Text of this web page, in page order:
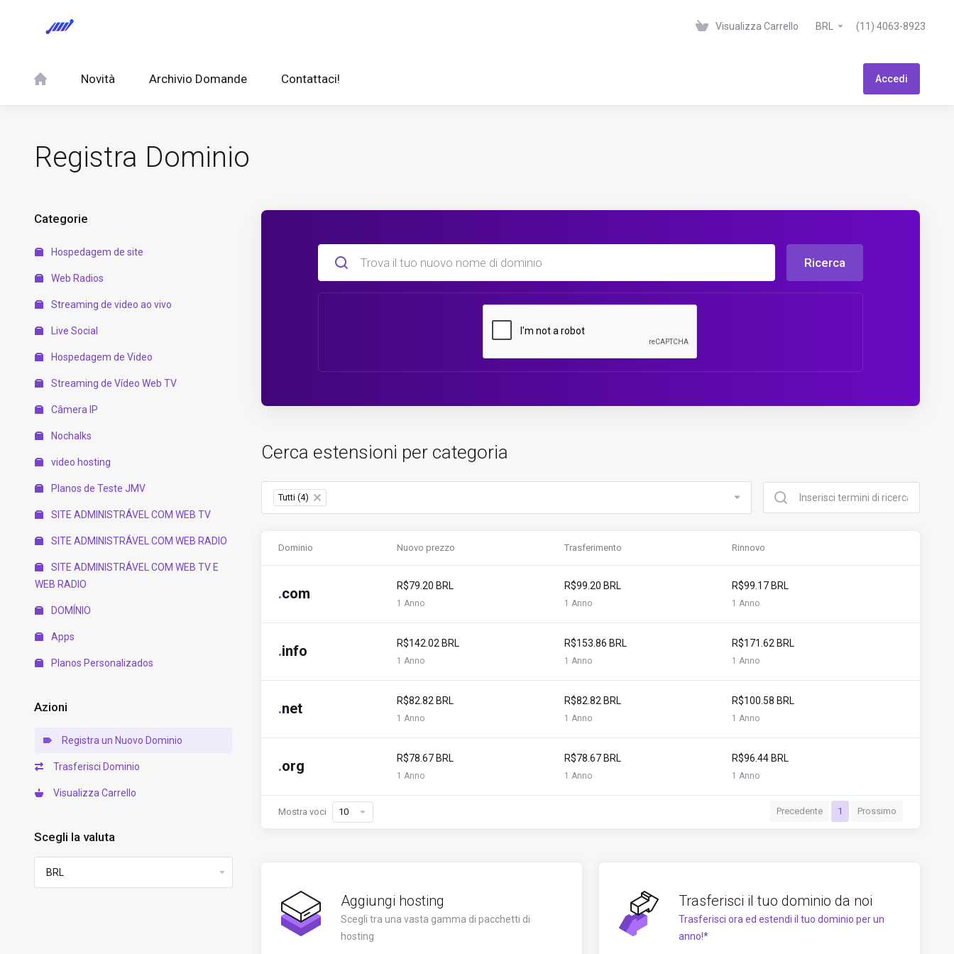
Visualizza Carrello BRL (11) 4063-8923
Novità Archivio Domande Contattaci! Accedi
Registra Dominio
Categorie
Hospedagem de site
Web Radios
Streaming de video ao vivo
Live Social
Hospedagem de Video
Streaming de Vídeo Web TV
Câmera IP
Nochalks
video hosting
Planos de Teste JMV
SITE ADMINISTRÁVEL COM WEB TV
SITE ADMINISTRÁVEL COM WEB RADIO
SITE ADMINISTRÁVEL COM WEB TV E
WEB RADIO
DOMÍNIO
Apps
Planos Personalizados
Azioni
Registra un Nuovo Dominio
Trasferisci Dominio
Visualizza Carrello
Scegli la valuta
Ricerca
Cerca estensioni per categoria
Tutti (4) ×
Dominio Nuovo prezzo Trasferimento Rinnovo
.com R$79.20 BRL
1 Anno
R$99.20 BRL
1 Anno
R$99.17 BRL
1 Anno
.info R$142.02 BRL
1 Anno
R$153.86 BRL
1 Anno
R$171.62 BRL
1 Anno
.net R$82.82 BRL
1 Anno
R$82.82 BRL
1 Anno
R$100.58 BRL
1 Anno
.org R$78.67 BRL
1 Anno
R$78.67 BRL
1 Anno
R$96.44 BRL
1 Anno
Precedente 1 Prossimo
Mostra voci
Aggiungi hosting
Scegli tra una vasta gamma di pacchetti di
hosting
Trasferisci il tuo dominio da noi
Trasferisci ora ed estendi il tuo dominio per un
anno!*